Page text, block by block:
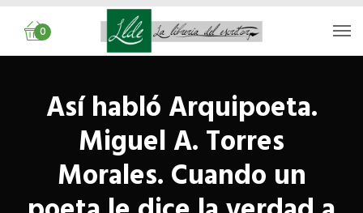
0
Así habló Arquipoeta.
Miguel A. Torres
Morales. Cuando un